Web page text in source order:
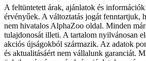
A feltüntetett árak, ajánlatok és
érvényűek. A változtatás jogát fenntartjuk,
nem hivatalos AlphaZoo oldal. Minden
tulajdonosát illeti. A tartalom nyilvánosan
akciós újságokból származik. Az adatok
és aktualitásáért nem vállalunk garanciát.